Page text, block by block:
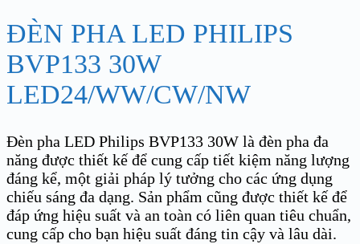
ĐÈN PHA LED PHILIPS
BVP133 30W
LED24/WW/CW/NW
Đèn pha LED Philips BVP133 30W là đèn pha đa
năng được thiết kế để cung cấp tiết kiệm năng lượng
đáng kể, một giải pháp lý tưởng cho các ứng dụng
chiếu sáng đa dạng. Sản phẩm cũng được thiết kế để
đáp ứng hiệu suất và an toàn có liên quan tiêu chuẩn,
cung cấp cho bạn hiệu suất đáng tin cậy và lâu dài.